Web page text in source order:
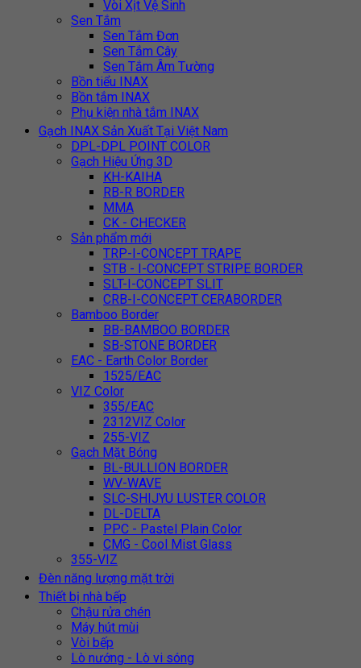
Vòi Xịt Vệ Sinh
Sen Tắm
Sen Tắm Đơn
Sen Tắm Cây
Sen Tắm Âm Tường
Bồn tiểu INAX
Bồn tắm INAX
Phụ kiện nhà tắm INAX
Gạch INAX Sản Xuất Tại Việt Nam
DPL-DPL POINT COLOR
Gạch Hiệu Ứng 3D
KH-KAIHA
RB-R BORDER
MMA
CK - CHECKER
Sản phẩm mới
TRP-I-CONCEPT TRAPE
STB - I-CONCEPT STRIPE BORDER
SLT-I-CONCEPT SLIT
CRB-I-CONCEPT CERABORDER
Bamboo Border
BB-BAMBOO BORDER
SB-STONE BORDER
EAC - Earth Color Border
1525/EAC
VIZ Color
355/EAC
2312VIZ Color
255-VIZ
Gạch Mặt Bóng
BL-BULLION BORDER
WV-WAVE
SLC-SHIJYU LUSTER COLOR
DL-DELTA
PPC - Pastel Plain Color
CMG - Cool Mist Glass
355-VIZ
Đèn năng lượng mặt trời
Thiết bị nhà bếp
Chậu rửa chén
Máy hút mùi
Vòi bếp
Lò nướng - Lò vi sóng